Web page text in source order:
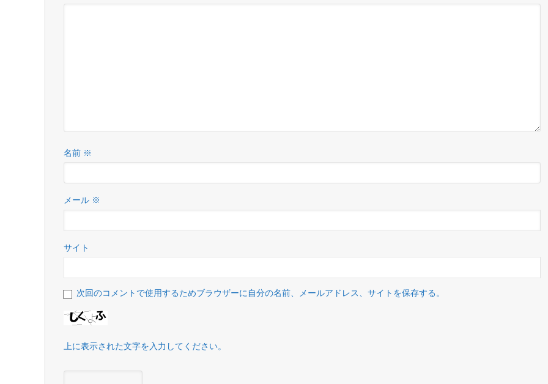
名前 ※
メール ※
サイト
次回のコメントで使用するためブラウザーに自分の名前、メールアドレス、サイトを保存する。
上に表示された文字を入力してください。